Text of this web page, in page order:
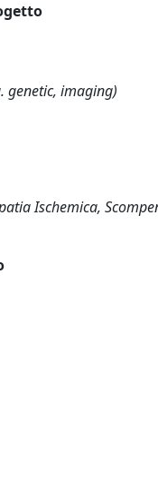
genetic, imaging)
Ischemica,